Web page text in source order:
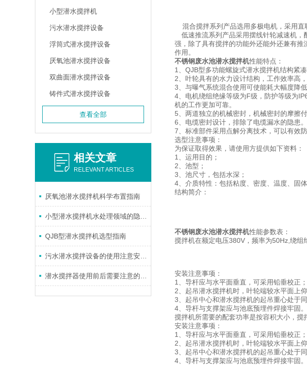
小型潜水搅拌机
污水潜水搅拌设备
浮筒式潜水搅拌设备
厌氧池潜水搅拌设备
双曲面潜水搅拌设备
铸件式潜水搅拌设备
查看全部
相关文章
RELEVANT ARTICLES
厌氧池潜水搅拌机科学布置指南
QJB型潜水搅拌机选型指南
混合搅拌系列产品选用多极电机，采用
低速推流系列产品采用摆线针轮减速机，
强，除了具有搅拌的功能外还能外还兼有推
作用。
不锈钢废水池潜水搅拌机性能特点：
1、QJB型多功能螺旋式潜水搅拌机结构紧
2、叶轮具有的水力设计结构，工作效率高
3、与曝气系统混合使用可使能耗大幅度降
4、电机绕组绝缘等级为F级，防护等级为
机的工作更加可靠。
5、两道独立的机械密封，机械密封的摩擦
6、电缆密封设计，排除了电缆漏水的隐患。
7、标准部件采用点解分离技术，可以有效防
选型注意事项：
为保证取得效果，请使用方提供如下资料：
1、运用目的；
2、池型；
3、池尺寸，包括水深；
4、介质特性：包括粘度、密度、温度、固体
结构简介：
不锈钢废水池潜水搅拌机性能参数表：
搅拌机在额定电压380V，频率为50Hz,绕组
安装注意事项：
1、导杆应与水平面垂直，可采用铅垂校正；
2、起吊潜水搅拌机时，叶轮端较水平面上仰
3、起吊中心和潜水搅拌机的起吊重心处于
4、导杆与支撑架应与池底预埋件焊接牢固。
搅拌机所需要的配套功率是按容积大小，搅
安装注意事项：
1、导杆应与水平面垂直，可采用铅垂校正；
2、起吊潜水搅拌机时，叶轮端较水平面上仰
3、起吊中心和潜水搅拌机的起吊重心处于
4、导杆与支撑架应与池底预埋件焊接牢固。